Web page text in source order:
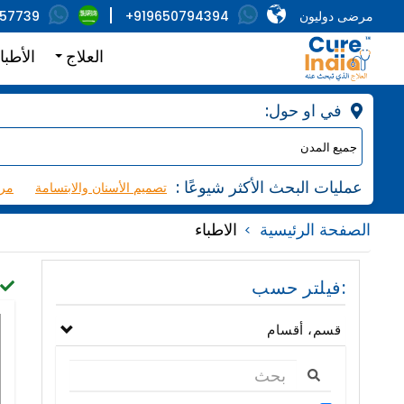
مرضى دوليون +919650794394
العلاج
: عمليات البحث الأكثر شيوعًا تصميم الأسنان والابتسامة
الصفحة الرئيسية الاطباء
فيلتر حسب:
قسم، أقسام